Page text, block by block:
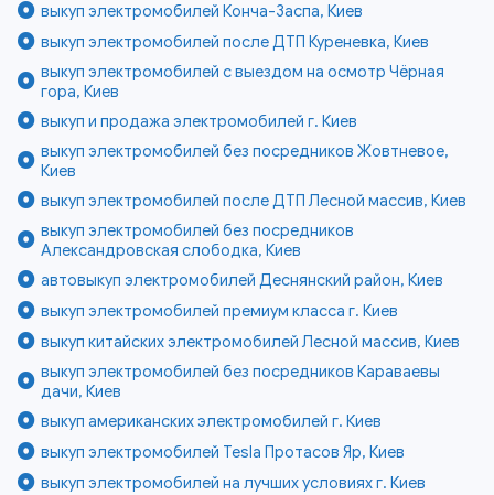
выкуп электромобилей Конча-Заспа, Киев
выкуп электромобилей после ДТП Куреневка, Киев
выкуп электромобилей с выездом на осмотр Чёрная
гора, Киев
выкуп и продажа электромобилей г. Киев
выкуп электромобилей без посредников Жовтневое,
Киев
выкуп электромобилей после ДТП Лесной массив, Киев
выкуп электромобилей без посредников
Александровская слободка, Киев
автовыкуп электромобилей Деснянский район, Киев
выкуп электромобилей премиум класса г. Киев
выкуп китайских электромобилей Лесной массив, Киев
выкуп электромобилей без посредников Караваевы
дачи, Киев
выкуп американских электромобилей г. Киев
выкуп электромобилей Tesla Протасов Яр, Киев
выкуп электромобилей на лучших условиях г. Киев